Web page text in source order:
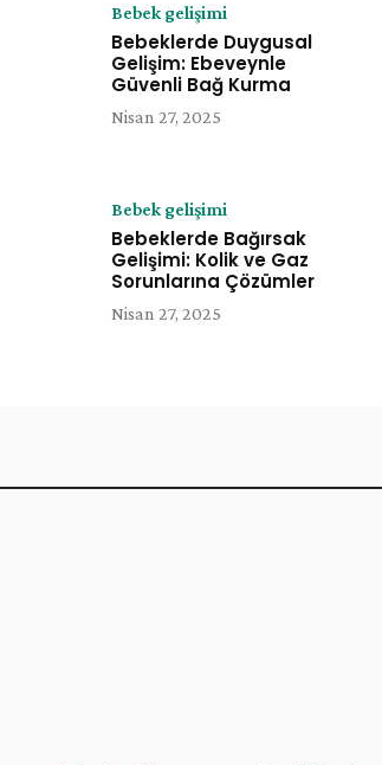
Bebek gelişimi
Bebeklerde Duygusal
Gelişim: Ebeveynle
Güvenli Bağ Kurma
Nisan 27, 2025
Bebek gelişimi
Bebeklerde Bağırsak
Gelişimi: Kolik ve Gaz
Sorunlarına Çözümler
Nisan 27, 2025